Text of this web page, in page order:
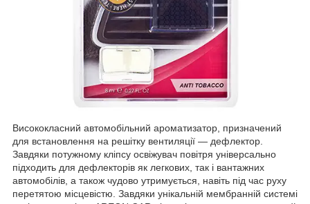
Висококласний автомобільний ароматизатор, призначений
для встановлення на решітку вентиляції — дефлектор.
Завдяки потужному кліпсу освіжувач повітря універсально
підходить для дефлекторів як легкових, так і вантажних
автомобілів, а також чудово утримується, навіть під час руху
перетятою місцевістю. Завдяки унікальній мембранній системі